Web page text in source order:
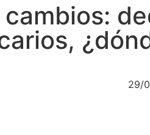
cambios:
29/